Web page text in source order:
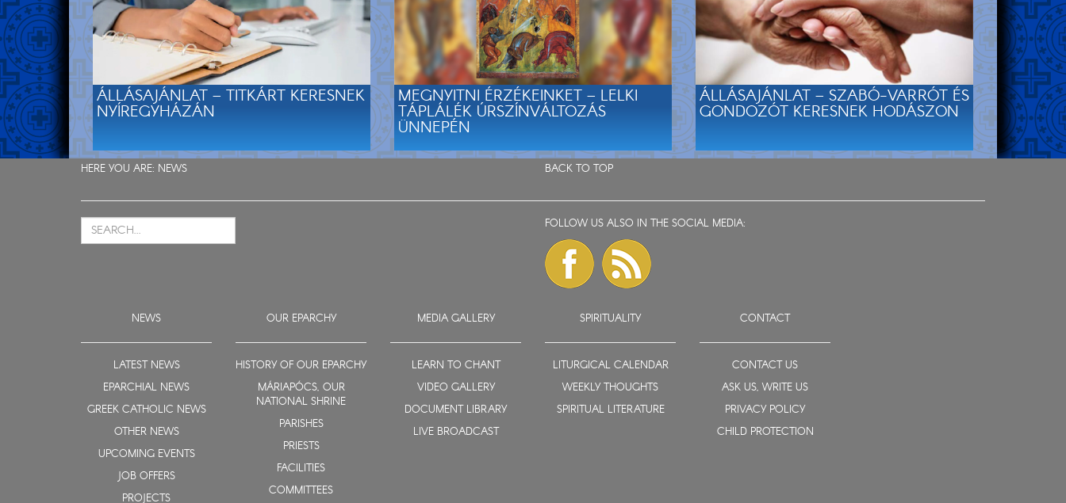
ÁLLÁSAJÁNLAT – TITKÁRT KERESNEK
NYÍREGYHÁZÁN
MEGNYITNI ÉRZÉKEINKET – LELKI
TÁPLÁLÉK ÚRSZÍNVÁLTOZÁS
ÜNNEPÉN
ÁLLÁSAJÁNLAT – SZABÓ-VARRÓT ÉS
GONDOZÓT KERESNEK HODÁSZON
HERE YOU ARE: NEWS BACK TO TOP
FOLLOW US ALSO IN THE SOCIAL MEDIA:
NEWS
LATEST NEWS
EPARCHIAL NEWS
GREEK CATHOLIC NEWS
OTHER NEWS
UPCOMING EVENTS
JOB OFFERS
PROJECTS
OUR EPARCHY
HISTORY OF OUR EPARCHY
MÁRIAPÓCS, OUR
NATIONAL SHRINE
PARISHES
PRIESTS
FACILITIES
COMMITTEES
MEDIA GALLERY
LEARN TO CHANT
VIDEO GALLERY
DOCUMENT LIBRARY
LIVE BROADCAST
SPIRITUALITY
LITURGICAL CALENDAR
WEEKLY THOUGHTS
SPIRITUAL LITERATURE
CONTACT
CONTACT US
ASK US, WRITE US
PRIVACY POLICY
CHILD PROTECTION